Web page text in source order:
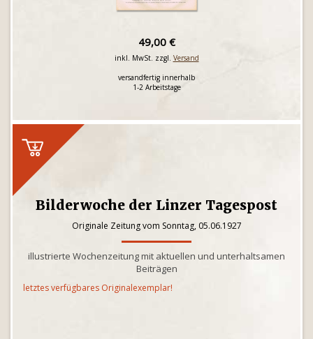
49,00 €
inkl. MwSt. zzgl. Versand
versandfertig innerhalb
1-2 Arbeitstage
Bilderwoche der Linzer Tagespost
Originale Zeitung vom Sonntag, 05.06.1927
illustrierte Wochenzeitung mit aktuellen und unterhaltsamen
Beiträgen
letztes verfügbares Originalexemplar!